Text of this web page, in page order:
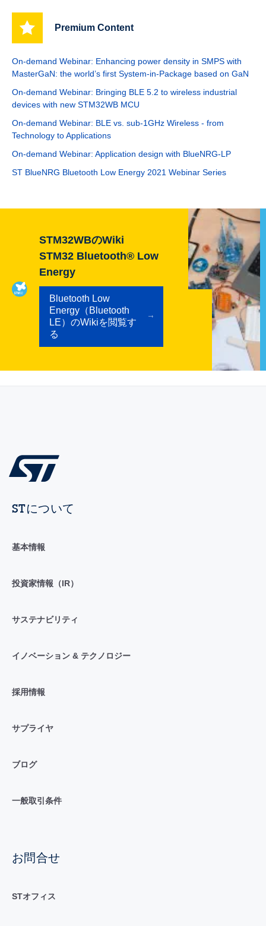
Premium Content
On-demand Webinar: Enhancing power density in SMPS with
MasterGaN: the world’s first System-in-Package based on GaN
On-demand Webinar: Bringing BLE 5.2 to wireless industrial
devices with new STM32WB MCU
On-demand Webinar: BLE vs. sub-1GHz Wireless - from
Technology to Applications
On-demand Webinar: Application design with BlueNRG-LP
ST BlueNRG Bluetooth Low Energy 2021 Webinar Series
STM32WBのWiki
STM32 Bluetooth® Low
Energy
Bluetooth Low
Energy（Bluetooth
LE）のWikiを閲覧す
る
STについて
基本情報
投資家情報（IR）
サステナビリティ
イノベーション & テクノロジー
採用情報
サプライヤ
ブログ
一般取引条件
お問合せ
STオフィス